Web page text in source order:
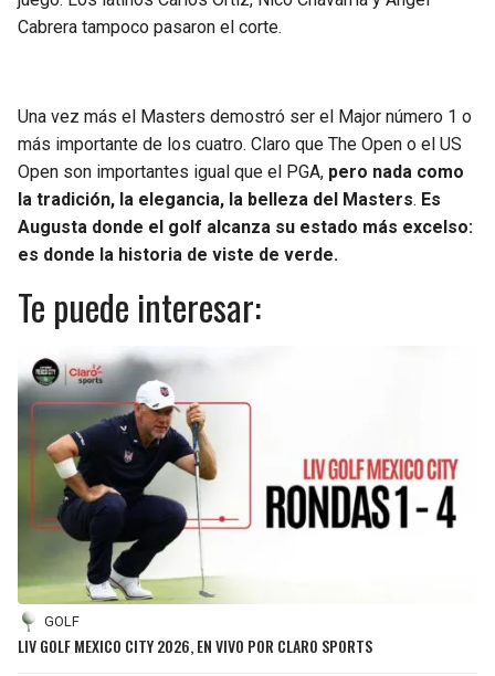
Cabrera tampoco pasaron el corte.
Una vez más el Masters demostró ser el Major número 1 o
más importante de los cuatro. Claro que The Open o el US
Open son importantes igual que el PGA, pero nada como
la tradición, la elegancia, la belleza del Masters. Es
Augusta donde el golf alcanza su estado más excelso:
es donde la historia de viste de verde.
Te puede interesar:
GOLF
LIV GOLF MEXICO CITY 2026, EN VIVO POR CLARO SPORTS